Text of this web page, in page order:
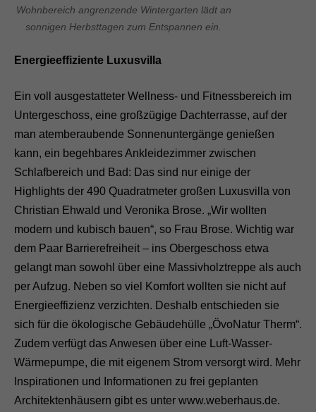
Wohnbereich angrenzende Wintergarten lädt an
sonnigen Herbsttagen zum Entspannen ein.
Energieeffiziente Luxusvilla
Ein voll ausgestatteter Wellness- und Fitnessbereich im
Untergeschoss, eine großzügige Dachterrasse, auf der
man atemberaubende Sonnenuntergänge genießen
kann, ein begehbares Ankleidezimmer zwischen
Schlafbereich und Bad: Das sind nur einige der
Highlights der 490 Quadratmeter großen Luxusvilla von
Christian Ehwald und Veronika Brose. „Wir wollten
modern und kubisch bauen“, so Frau Brose. Wichtig war
dem Paar Barrierefreiheit – ins Obergeschoss etwa
gelangt man sowohl über eine Massivholztreppe als auch
per Aufzug. Neben so viel Komfort wollten sie nicht auf
Energieeffizienz verzichten. Deshalb entschieden sie
sich für die ökologische Gebäudehülle „ÖvoNatur Therm“.
Zudem verfügt das Anwesen über eine Luft-Wasser-
Wärmepumpe, die mit eigenem Strom versorgt wird. Mehr
Inspirationen und Informationen zu frei geplanten
Architektenhäusern gibt es unter www.weberhaus.de.